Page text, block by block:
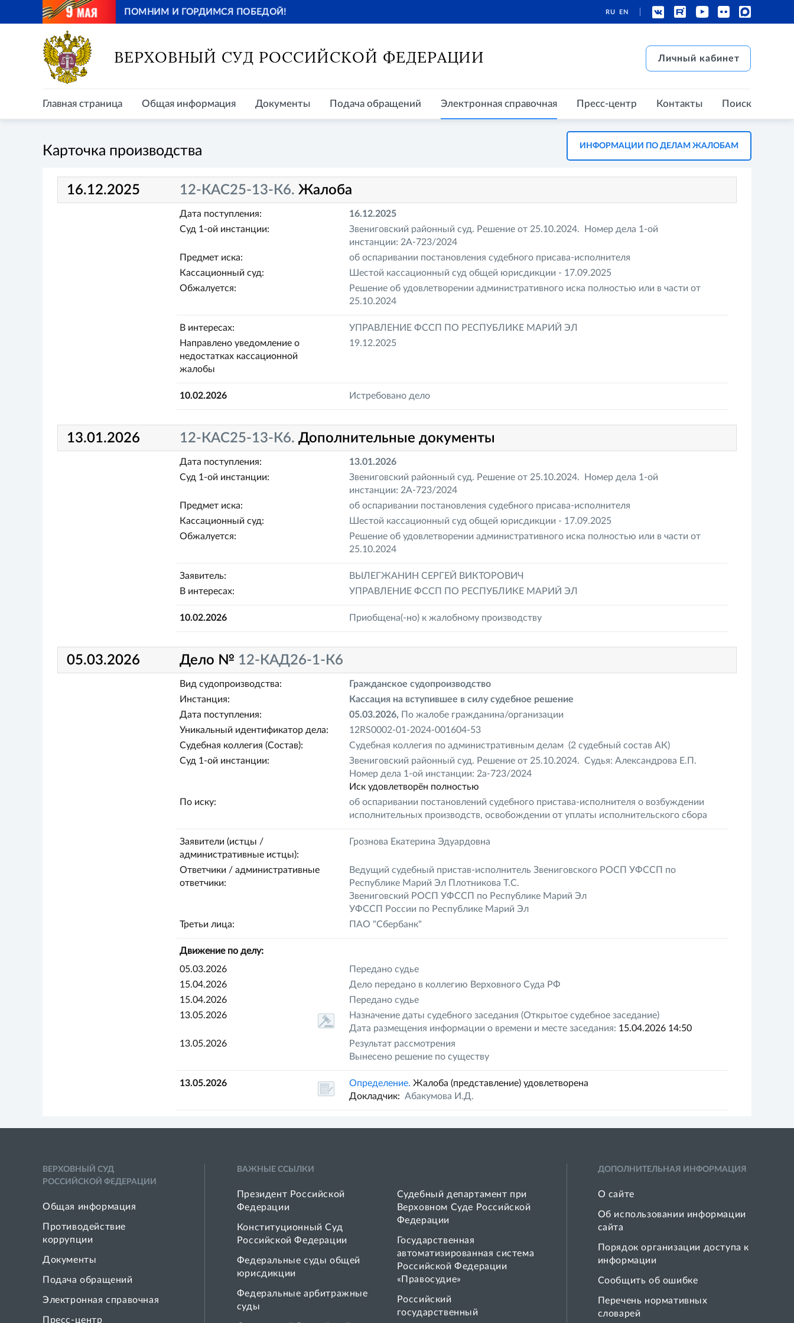
ПОМНИМ И ГОРДИМСЯ ПОБЕДОЙ! RU EN
Главная страница
ВЕРХОВНЫЙ СУД РОССИЙСКОЙ ФЕДЕРАЦИИ Личный кабинет
Главная страница Общая информация Документы Подача обращений Электронная справочная Пресс-центр Контакты Поиск
ИНФОРМАЦИИ ПО ДЕЛАМ ЖАЛОБАМ
Карточка производства
16.12.2025 12-КАС25-13-К6. Жалоба
Дата поступления:
16.12.2025
Суд 1-ой инстанции:
Звениговский районный суд. Решение от 25.10.2024. Номер дела 1-ой
инстанции: 2А-723/2024
Предмет иска:
об оспаривании постановления судебного присава-исполнителя
Кассационный суд:
Шестой кассационный суд общей юрисдикции - 17.09.2025
Обжалуется:
Решение об удовлетворении административного иска полностью или в части от
25.10.2024
В интересах:
УПРАВЛЕНИЕ ФССП ПО РЕСПУБЛИКЕ МАРИЙ ЭЛ
Направлено уведомление о
недостатках кассационной
жалобы
19.12.2025
10.02.2026 Истребовано дело
13.01.2026 12-КАС25-13-К6.Дополнительные документы
Дата поступления:
13.01.2026
Суд 1-ой инстанции:
Звениговский районный суд. Решение от 25.10.2024. Номер дела 1-ой
инстанции: 2А-723/2024
Предмет иска:
об оспаривании постановления судебного присава-исполнителя
Кассационный суд:
Шестой кассационный суд общей юрисдикции - 17.09.2025
Обжалуется:
Решение об удовлетворении административного иска полностью или в части от
25.10.2024
Заявитель:
ВЫЛЕГЖАНИН СЕРГЕЙ ВИКТОРОВИЧ
В интересах:
УПРАВЛЕНИЕ ФССП ПО РЕСПУБЛИКЕ МАРИЙ ЭЛ
10.02.2026 Приобщена(-но) к жалобному производству
05.03.2026 Дело № 12-КАД26-1-К6
Вид судопроизводства:
Гражданское судопроизводство
Инстанция:
Кассация на вступившее в силу судебное решение
Дата поступления:
05.03.2026, По жалобе гражданина/организации
Уникальный идентификатор дела:
12RS0002-01-2024-001604-53
Судебная коллегия (Состав):
Судебная коллегия по административным делам (2 судебный состав АК)
Суд 1-ой инстанции:
Звениговский районный суд. Решение от 25.10.2024. Судья: Александрова Е.П.
Номер дела 1-ой инстанции: 2а-723/2024
Иск удовлетворён полностью
По иску:
об оспаривании постановлений судебного пристава-исполнителя о возбуждении
исполнительных производств, освобождении от уплаты исполнительского сбора
Заявители (истцы /
административные истцы):
Грознова Екатерина Эдуардовна
Ответчики / административные
ответчики:
Ведущий судебный пристав-исполнитель Звениговского РОСП УФССП по
Республике Марий Эл Плотникова Т.С.
Звениговский РОСП УФССП по Республике Марий Эл
УФССП России по Республике Марий Эл
Третьи лица:
ПАО "Сбербанк"
Движение по делу:
05.03.2026
Передано судье
15.04.2026
Дело передано в коллегию Верховного Суда РФ
15.04.2026
Передано судье
13.05.2026
Назначение даты судебного заседания (Открытое судебное заседание)
Дата размещения информации о времени и месте заседания: 15.04.2026 14:50
13.05.2026
Результат рассмотрения
Вынесено решение по существу
13.05.2026 Определение. Жалоба (представление) удовлетворена
Докладчик:Абакумова И.Д.
ВЕРХОВНЫЙ СУД
РОССИЙСКОЙ ФЕДЕРАЦИИ
Общая информация
Противодействие
коррупции
Документы
Подача обращений
Электронная справочная
Пресс-центр
ВАЖНЫЕ ССЫЛКИ
Президент Российской
Федерации
Конституционный Суд
Российской Федерации
Федеральные суды общей
юрисдикции
Федеральные арбитражные
суды
Судебный департамент при
Верховном Суде Российской
Федерации
Государственная
автоматизированная система
Российской Федерации
«Правосудие»
Pоссийский
государственный
ДОПОЛНИТЕЛЬНАЯ ИНФОРМАЦИЯ
О сайте
Об использовании информации
сайта
Порядок организации доступа к
информации
Сообщить об ошибке
Перечень нормативных
словарей